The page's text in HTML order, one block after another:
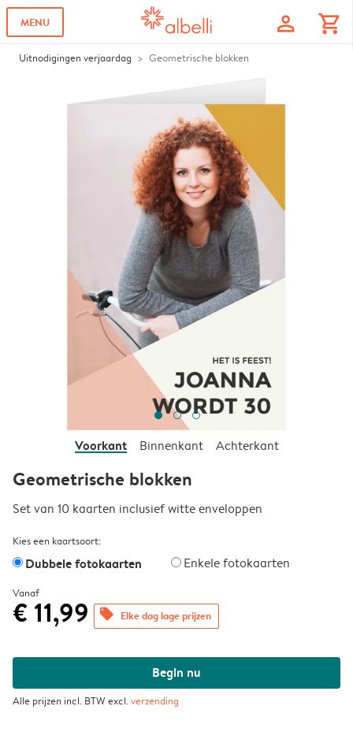
MENU profile shopping_cart
Uitnodigingen verjaardag Geometrische blokken
Voorkant Binnenkant Achterkant
Geometrische blokken
Set van 10 kaarten inclusief witte enveloppen
Kies een kaartsoort:
Dubbele fotokaarten Enkele fotokaarten
Vanaf
€ 11,99 offers Elke dag lage prijzen
Begin nu
Alle prijzen incl. BTW excl.verzending